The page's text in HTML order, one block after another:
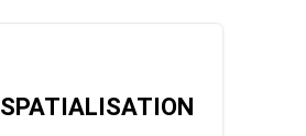
SPATIALISATION